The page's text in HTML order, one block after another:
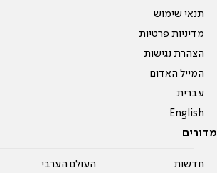
תנאי שימוש
מדיניות פרטיות
הצהרת נגישות
המייל האדום
עברית
English
מדורים
חדשות
העולם הערבי